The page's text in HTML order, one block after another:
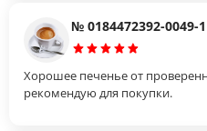
№ 0184472392-0049-1
Хорошее печенье от
рекомендую для покупки.